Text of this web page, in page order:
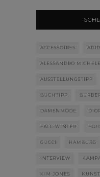
ACCESSOIRES
ALESSANDRO MICHELE
AUSSTELLUNGSTIPP
BUCHTIPP
DAMENMODE
FALL-WINTER
GUCCI HAMBURG
INTERVIEW
KIM JONES KUNST